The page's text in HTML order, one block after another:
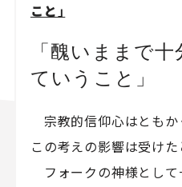
こと」
「醜いままで
ていうこと」
宗教的信仰心はともか
この考えの影響は受けた
フォークの神様とし